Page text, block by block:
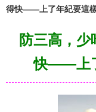
得快——上了年紀要這
防三高，
快——上